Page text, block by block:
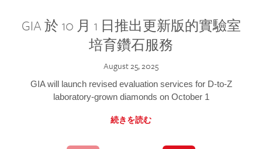
GIA 於 10 月 1 日推出更新版的實驗室
培育鑽石服務
August 25, 2025
GIA will launch revised evaluation services for D-to-Z
laboratory-grown diamonds on October 1
続きを読む